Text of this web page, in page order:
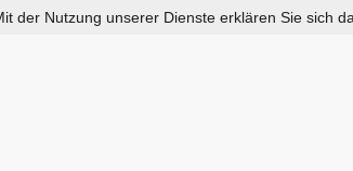
der Nutzung unserer Dienste erklären Sie sich